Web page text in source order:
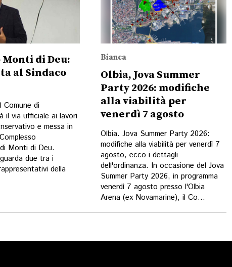
di Deu:
al Sindaco
Comune di
il via ufficiale ai lavori
e messa in
Monti di Deu.
due tra i
della
Bianca
Olbia, Jova Summer
Party 2026: modifiche
alla viabilità per
venerdì 7 agosto
Olbia. Jova Summer Party 2026:
modifiche alla viabilità per venerdì 7
agosto, ecco i dettagli
dell'ordinanza. In occasione del Jova
Summer Party 2026, in programma
venerdì 7 agosto presso l'Olbia
Arena (ex Novamarine), il Co...